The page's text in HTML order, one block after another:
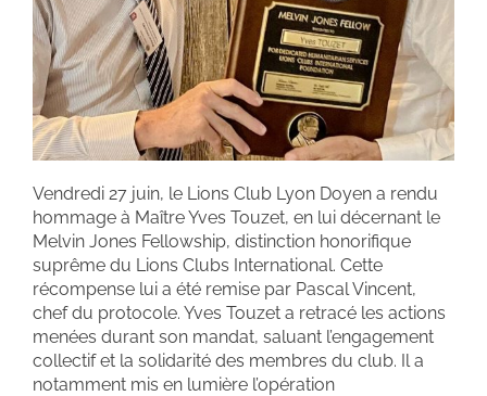
Vendredi 27 juin, le Lions Club Lyon Doyen a rendu
hommage à Maître Yves Touzet, en lui décernant le
Melvin Jones Fellowship, distinction honorifique
suprême du Lions Clubs International. Cette
récompense lui a été remise par Pascal Vincent,
chef du protocole. Yves Touzet a retracé les actions
menées durant son mandat, saluant l’engagement
collectif et la solidarité des membres du club. Il a
notamment mis en lumière l’opération